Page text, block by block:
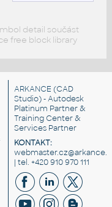
detail součást
free block library
ARKANCE (CAD
Studio) - Autodesk
Platinum Partner &
Training Center &
Services Partner
KONTAKT:
| tel. +420 910 970 111